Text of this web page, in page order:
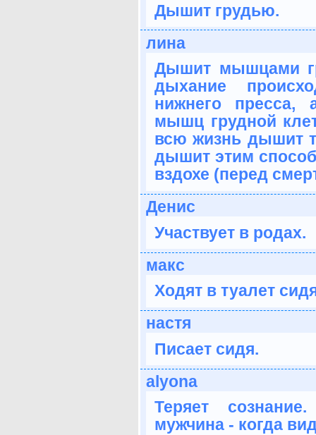
Дышит грудью.
лина
Дышит мышцами
дыхание
нижнего пресса,
мышц грудной
всю жизнь дышит
дышит этим
вздохе (перед
Денис
Участвует в родах.
макс
Ходят в туалет
настя
Писает сидя.
alyona
Теряет
мужчина - когда